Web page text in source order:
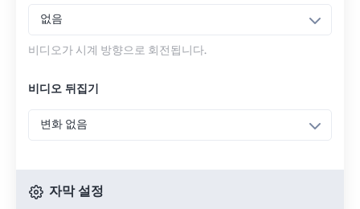
없음
비디오가 시계 방향으로 회전됩니다.
비디오 뒤집기
변화 없음
자막 설정